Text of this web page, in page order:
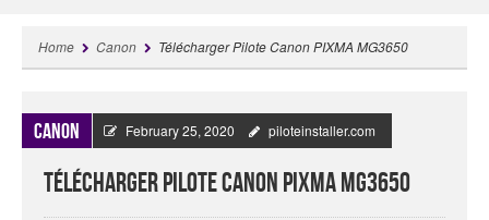
Home Canon Télécharger Pilote Canon PIXMA MG3650
Canon February 25, 2020 piloteinstaller.com
Télécharger Pilote Canon PIXMA MG3650